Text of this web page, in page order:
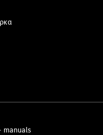
manuals